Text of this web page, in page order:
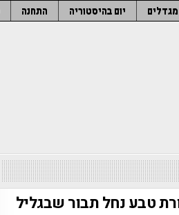
מגדלים יום בהיסטוריה התחנה
טבע נחל תבור שבגליל